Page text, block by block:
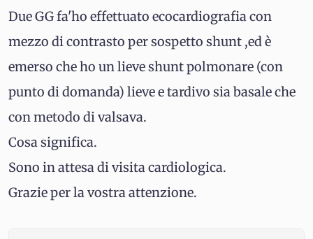
Due GG fa'ho effettuato ecocardiografia con
mezzo di contrasto per sospetto shunt ,ed è
emerso che ho un lieve shunt polmonare (con
punto di domanda) lieve e tardivo sia basale che
con metodo di valsava.
Cosa significa.
Sono in attesa di visita cardiologica.
Grazie per la vostra attenzione.